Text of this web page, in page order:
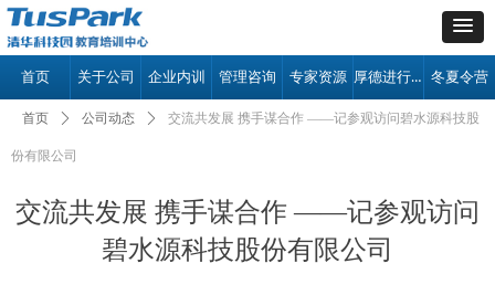
首页 关于公司 企业内训 管理咨询 专家资源 厚德进行时 冬夏令营
交流共发展 携手谋合作 ——记参观访问
碧水源科技股份有限公司
首页 ꄲ 公司动态 ꄲ 交流共发展 携手谋合作 ——记参观访问碧水源科技股
份有限公司